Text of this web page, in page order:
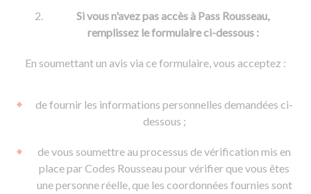
Si vous n'avez pas accès à Pass Rousseau,
remplissez le formulaire ci-dessous :
En soumettant un avis via ce formulaire, vous acceptez :
de fournir les informations personnelles demandées ci-
dessous ;
de vous soumettre au processus de vérification mis en
place par Codes Rousseau pour vérifier que vous êtes
une personne réelle, que les coordonnées fournies sont